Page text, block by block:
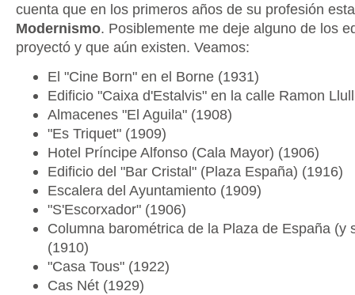
cuenta que en los primeros años de su profesión
Modernismo. Posiblemente me deje alguno de los
proyectó y que aún existen. Veamos:
El "Cine Born" en el Borne (1931)
Edificio "Caixa d'Estalvis" en la calle Ramon
Almacenes "El Aguila" (1908)
"Es Triquet" (1909)
Hotel Príncipe Alfonso (Cala Mayor) (1906)
Edificio del "Bar Cristal" (Plaza España) (1916)
Escalera del Ayuntamiento (1909)
"S'Escorxador" (1906)
Columna barométrica de la Plaza de España (y
(1910)
"Casa Tous" (1922)
Cas Nét (1929)